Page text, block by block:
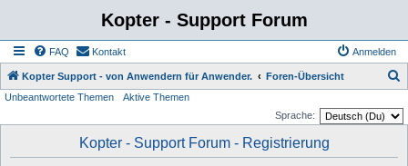
Kopter - Support Forum
FAQ Kontakt Anmelden
Kopter Support - von Anwendern für Anwender. Foren-Übersicht
Unbeantwortete Themen
Aktive Themen
Sprache:
Kopter - Support Forum - Registrierung